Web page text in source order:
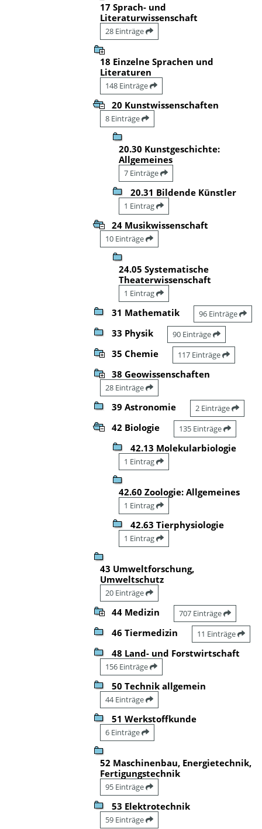
17 Sprach- und
Literaturwissenschaft
28 Einträge
18 Einzelne Sprachen und
Literaturen
148 Einträge
20 Kunstwissenschaften
8 Einträge
20.30 Kunstgeschichte:
Allgemeines
7 Einträge
20.31 Bildende Künstler
1 Eintrag
24 Musikwissenschaft
10 Einträge
24.05 Systematische
Theaterwissenschaft
1 Eintrag
31 Mathematik 96 Einträge
33 Physik 90 Einträge
35 Chemie 117 Einträge
38 Geowissenschaften
28 Einträge
39 Astronomie 2 Einträge
42 Biologie 135 Einträge
42.13 Molekularbiologie
1 Eintrag
42.60 Zoologie: Allgemeines
1 Eintrag
42.63 Tierphysiologie
1 Eintrag
43 Umweltforschung,
Umweltschutz
20 Einträge
44 Medizin 707 Einträge
46 Tiermedizin 11 Einträge
48 Land- und Forstwirtschaft
156 Einträge
50 Technik allgemein
44 Einträge
51 Werkstoffkunde
6 Einträge
52 Maschinenbau, Energietechnik,
Fertigungstechnik
95 Einträge
53 Elektrotechnik
59 Einträge